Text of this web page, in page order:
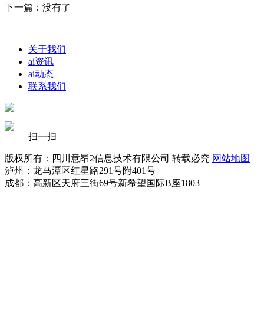
下一篇：没有了
关于我们
ai资讯
ai动态
联系我们
扫一扫
版权所有：四川意昂2信息技术有限公司 转载必究 网站地图
泸州：龙马潭区红星路291号附401号
成都：高新区天府三街69号新希望国际B座1803